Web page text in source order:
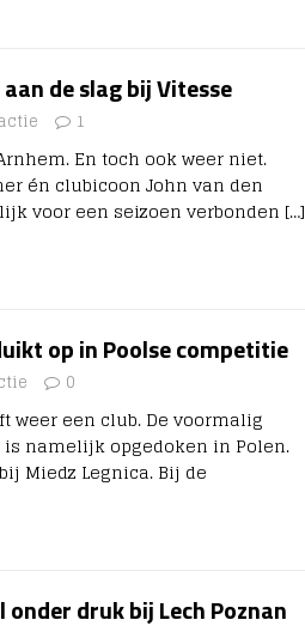
de slag bij Vitesse
1
En toch ook weer niet.
én clubicoon John van den
voor een seizoen verbonden […]
op in Poolse competitie
0
weer een club. De voormalig
namelijk opgedoken in Polen.
Miedz Legnica. Bij de
druk bij Lech Poznan